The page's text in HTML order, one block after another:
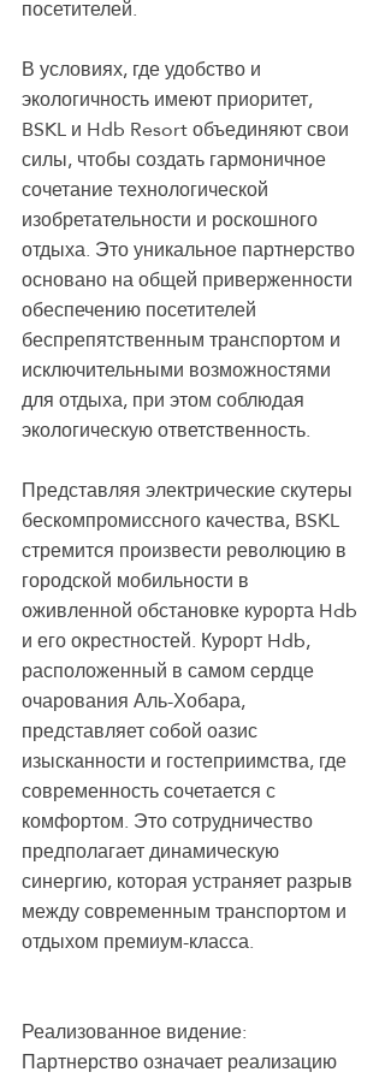
посетителей.
В условиях, где удобство и
экологичность имеют приоритет,
BSKL и Hdb Resort объединяют свои
силы, чтобы создать гармоничное
сочетание технологической
изобретательности и роскошного
отдыха. Это уникальное партнерство
основано на общей приверженности
обеспечению посетителей
беспрепятственным транспортом и
исключительными возможностями
для отдыха, при этом соблюдая
экологическую ответственность.
Представляя электрические скутеры
бескомпромиссного качества, BSKL
стремится произвести революцию в
городской мобильности в
оживленной обстановке курорта Hdb
и его окрестностей. Курорт Hdb,
расположенный в самом сердце
очарования Аль-Хобара,
представляет собой оазис
изысканности и гостеприимства, где
современность сочетается с
комфортом. Это сотрудничество
предполагает динамическую
синергию, которая устраняет разрыв
между современным транспортом и
отдыхом премиум-класса.
Реализованное видение:
Партнерство означает реализацию